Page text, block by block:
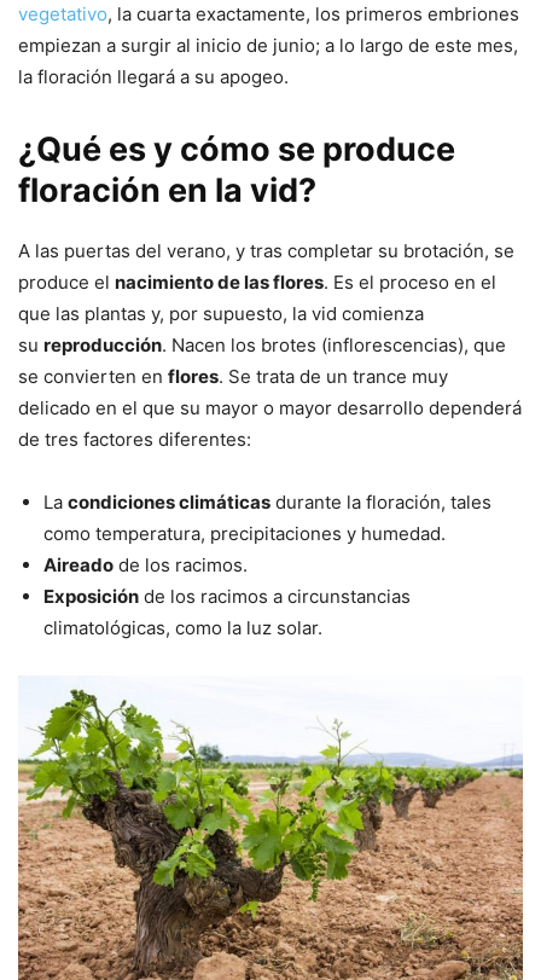
vegetativo, la cuarta exactamente, los primeros embriones
empiezan a surgir al inicio de junio; a lo largo de este mes,
la floración llegará a su apogeo.
¿Qué es y cómo se produce
floración en la vid?
A las puertas del verano, y tras completar su brotación, se
produce el nacimiento de las flores. Es el proceso en el
que las plantas y, por supuesto, la vid comienza
su reproducción. Nacen los brotes (inflorescencias), que
se convierten en flores. Se trata de un trance muy
delicado en el que su mayor o mayor desarrollo dependerá
de tres factores diferentes:
La condiciones climáticas durante la floración, tales
como temperatura, precipitaciones y humedad.
Aireado de los racimos.
Exposición de los racimos a circunstancias
climatológicas, como la luz solar.